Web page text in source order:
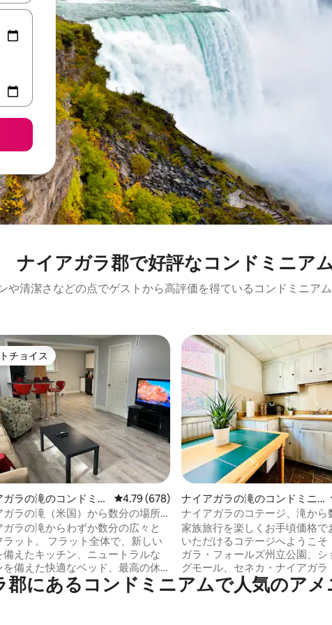
ナイアガラ郡で好評なコンドミニア
や清潔さなどの点でゲストから高評価を得ているコンドミニア
つ星中5つ星の平均評価
チョイス
チョイス
ラの滝のコンドミニ
レビュー678件、5つ星中4.79つ星の平均評価
4.79 (678)
ガラの滝（米国）から数分の場所
まるまる貸切のコンドミニアム
ガラの滝からわずか数分の広々と
ラット全体で、新しい
備えたキッチン、ニュートラルな
を備えた快適なベッド、最高の休
めに両方の寝室に遮光カーテンが
。 -ストリーミングアプリ
ナイアガラの滝のコンドミニ
アム
ナイアガラのコテージ、滝から
ントラルエアーコン付き
家族旅行を楽しくお手頃価格で
いただけるコテージへようこそ
ガラ・フォールズ州立公園、シ
グモール、セネカ・ナイアガラ
などからわずか数分の場所にあ
家の居心地をお楽しみください。 1泊
郡にあるコンドミニアムで人気のア